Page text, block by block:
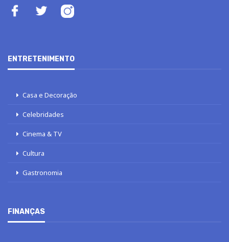
ENTRETENIMENTO
Casa e Decoração
Celebridades
Cinema & TV
Cultura
Gastronomia
FINANÇAS